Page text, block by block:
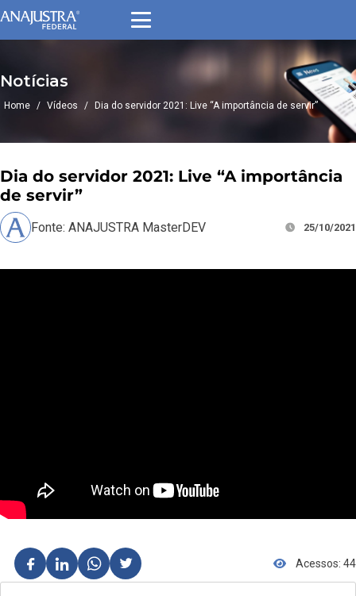
Notícias
Home / Vídeos / Dia do servidor 2021: Live “A importância de servir”
Dia do servidor 2021: Live “A importância
de servir”
Fonte: ANAJUSTRA MasterDEV 25/10/2021
Acessos: 44